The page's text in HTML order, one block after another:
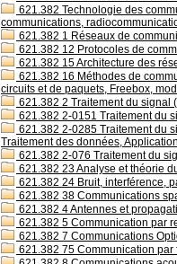
621.382 Technologie des
communications,
621.382 1 Réseaux de
621.382 12 Protocoles de
621.382 15 Architecture des
621.382 16 Méthodes de
circuits et de paquets, Freebox,
621.382 2 Traitement du signal
621.382 2-0151 Traitement du
621.382 2-0285 Traitement du
Traitement des données,
621.382 2-076 Traitement du
621.382 23 Analyse et théorie
621.382 24 Bruit, interférence,
621.382 38 Communications
621.382 4 Antennes et
621.382 5 Communication par
621.382 7 Communications
621.382 75 Communication par